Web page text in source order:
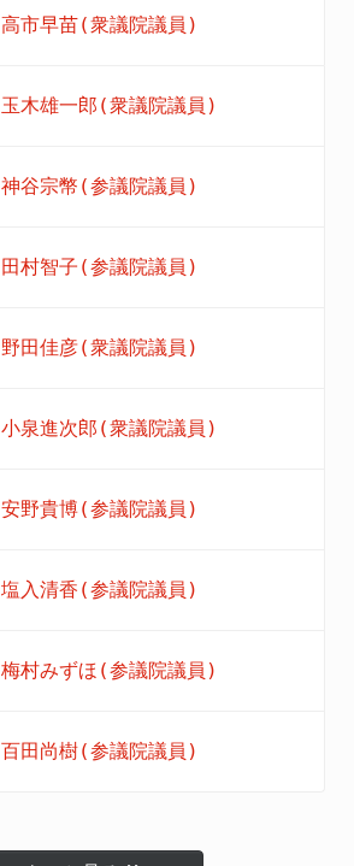
高市早苗(衆議院議員)
玉木雄一郎(衆議院議員)
神谷宗幣(参議院議員)
田村智子(参議院議員)
野田佳彦(衆議院議員)
小泉進次郎(衆議院議員)
安野貴博(参議院議員)
塩入清香(参議院議員)
梅村みずほ(参議院議員)
百田尚樹(参議院議員)